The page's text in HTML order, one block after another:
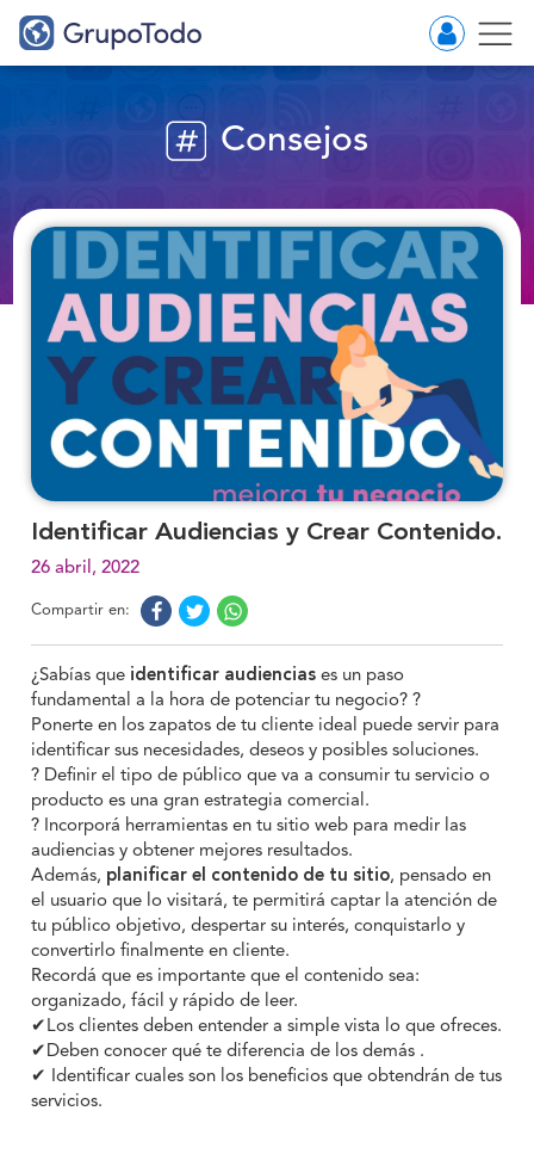
Consejos
Identificar Audiencias y Crear Contenido.
26 abril, 2022
Compartir en:
¿Sabías que identificar audiencias es un paso
fundamental a la hora de potenciar tu negocio? ?
Ponerte en los zapatos de tu cliente ideal puede servir para
identificar sus necesidades, deseos y posibles soluciones.
? Definir el tipo de público que va a consumir tu servicio o
producto es una gran estrategia comercial.
? Incorporá herramientas en tu sitio web para medir las
audiencias y obtener mejores resultados.
Además, planificar el contenido de tu sitio, pensado en
el usuario que lo visitará, te permitirá captar la atención de
tu público objetivo, despertar su interés, conquistarlo y
convertirlo finalmente en cliente.
Recordá que es importante que el contenido sea:
organizado, fácil y rápido de leer.
✔Los clientes deben entender a simple vista lo que ofreces.
✔Deben conocer qué te diferencia de los demás .
✔ Identificar cuales son los beneficios que obtendrán de tus
servicios.